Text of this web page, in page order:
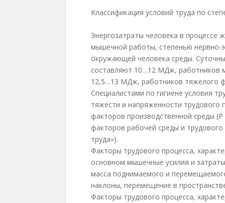
Классификация условий труда по
Энергозатраты человека в процессе
мышечной работы, степенью нервно-
окружающей человека среды.
составляют 10…12 МДж, работников
12,5…13 МДж, работников тяжелого
Специалистами по гигиене условия
тяжести и напряженности трудового
факторов производственной среды (Р
факторов рабочей среды и
труда»).
Факторы трудового процесса,
основном мышечные усилия и
масса поднимаемого и
наклоны, перемещение в
Факторы трудового процесса,